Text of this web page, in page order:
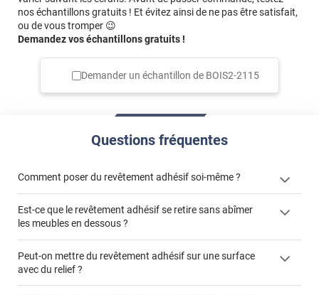
nos échantillons gratuits ! Et évitez ainsi de ne pas être satisfait,
ou de vous tromper 😉
Demandez vos échantillons gratuits !
Demander un échantillon de BOIS2-2115
Questions fréquentes
Comment poser du revêtement adhésif soi-même ?
« Comment poser un revêtement adhésif ? »
Est-ce que le revêtement adhésif se retire sans abîmer
les meubles en dessous ?
Peut-on mettre du revêtement adhésif sur une surface
avec du relief ?